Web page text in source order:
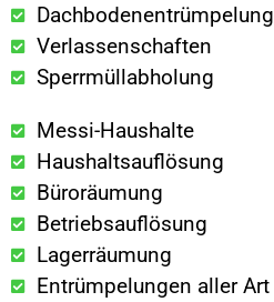
Dachbodenentrümpelung
Verlassenschaften
Sperrmüllabholung
Messi-Haushalte
Haushaltsauflösung
Büroräumung
Betriebsauflösung
Lagerräumung
Entrümpelungen aller Art